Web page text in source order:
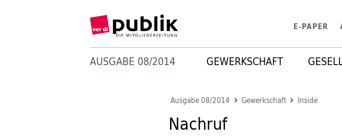
E-PAPER
AUSGABE 08/2014 GEWERKSCHAFT
Ausgabe 08/2014 Gewerkschaft Inside
Nachruf